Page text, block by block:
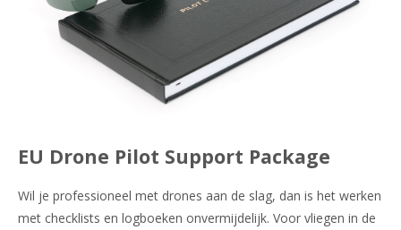
EU Drone Pilot Support Package
Wil je professioneel met drones aan de slag, dan is het werken
met checklists en logboeken onvermijdelijk. Voor vliegen in de